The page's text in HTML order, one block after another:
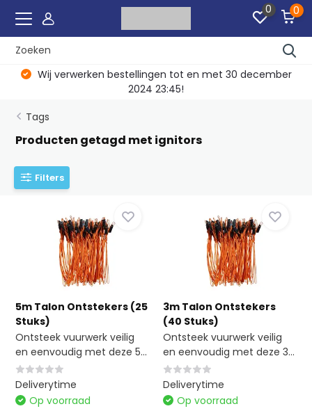
0 0
Wij verwerken bestellingen tot en met 30 december
2024 23:45!
Tags
Producten getagd met ignitors
Filters
5m Talon Ontstekers (25
Stuks)
Ontsteek vuurwerk veilig
en eenvoudig met deze 5...
Deliverytime
Op voorraad
3m Talon Ontstekers
(40 Stuks)
Ontsteek vuurwerk veilig
en eenvoudig met deze 3...
Deliverytime
Op voorraad